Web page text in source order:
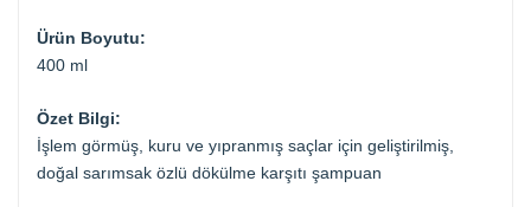
Ürün Boyutu:
400 ml
Özet Bilgi:
İşlem görmüş, kuru ve yıpranmış saçlar için geliştirilmiş,
doğal sarımsak özlü dökülme karşıtı şampuan